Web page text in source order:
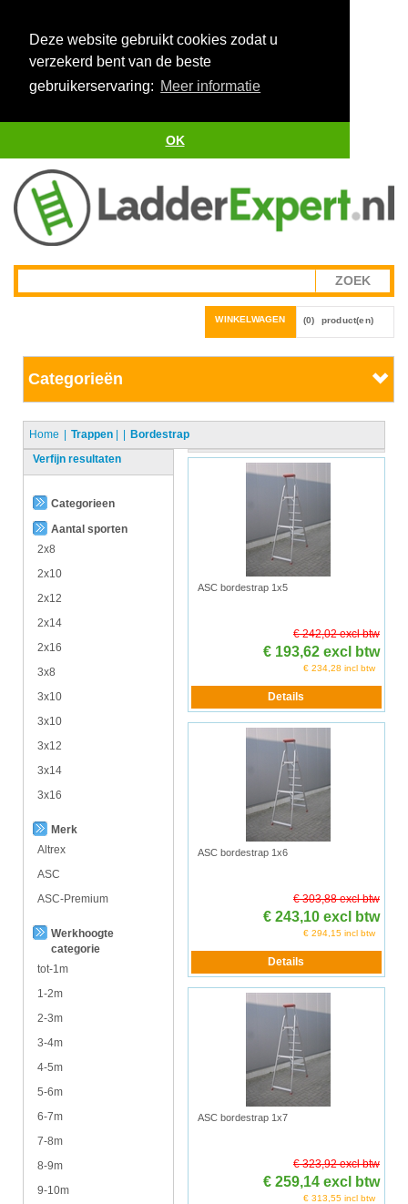
Deze website gebruikt cookies zodat u
verzekerd bent van de beste
gebruikerservaring: Meer informatie
OK
WINKELWAGEN (0) product(en)
Categorieën
Home Trappen |
Bordestrap
Verfijn resultaten
Categorieen
Aantal sporten
2x8
2x10
2x12
2x14
2x16
3x8
3x10
3x10
3x12
3x14
3x16
Merk
Altrex
ASC
ASC-Premium
Werkhoogte
categorie
tot-1m
1-2m
2-3m
3-4m
4-5m
5-6m
6-7m
7-8m
8-9m
9-10m
ASC bordestrap 1x5
€ 242,02 excl btw
€ 193,62 excl btw
€ 234,28 incl btw
ASC bordestrap 1x6
€ 303,88 excl btw
€ 243,10 excl btw
€ 294,15 incl btw
ASC bordestrap 1x7
€ 323,92 excl btw
€ 259,14 excl btw
€ 313,55 incl btw